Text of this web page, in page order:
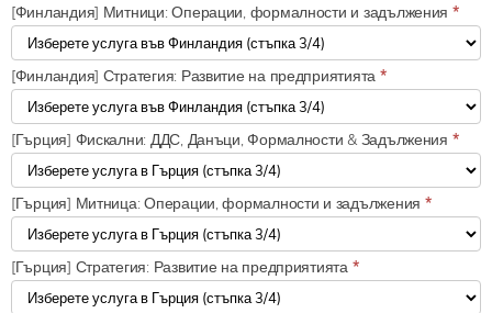
[Финландия] Митници: Операции, формалности и задължения *
[Финландия] Стратегия: Развитие на предприятията *
[Гърция] Фискални: ДДС, Данъци, Формалности & Задължения *
[Гърция] Митница: Операции, формалности и задължения *
[Гърция] Стратегия: Развитие на предприятията *